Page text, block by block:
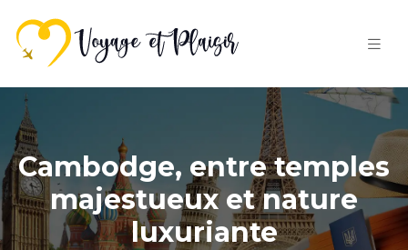
Cambodge, entre temples
majestueux et nature
luxuriante